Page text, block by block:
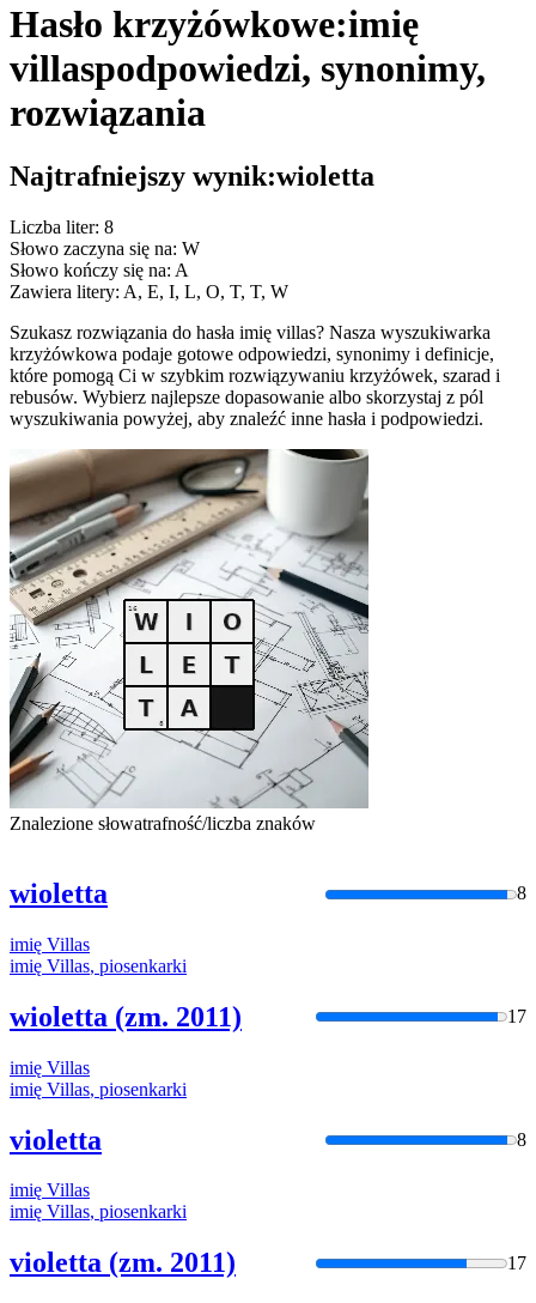
Hasło krzyżówkowe:imię
villaspodpowiedzi, synonimy,
rozwiązania
Najtrafniejszy wynik:wioletta
Liczba liter: 8
Słowo zaczyna się na: W
Słowo kończy się na: A
Zawiera litery: A, E, I, L, O, T, T, W
Szukasz rozwiązania do hasła imię villas? Nasza wyszukiwarka
krzyżówkowa podaje gotowe odpowiedzi, synonimy i definicje,
które pomogą Ci w szybkim rozwiązywaniu krzyżówek, szarad i
rebusów. Wybierz najlepsze dopasowanie albo skorzystaj z pól
wyszukiwania powyżej, aby znaleźć inne hasła i podpowiedzi.
Znalezione słowatrafność/liczba znaków
wioletta 8
imię Villas
imię Villas, piosenkarki
wioletta (zm. 2011) 17
imię Villas
imię Villas, piosenkarki
violetta 8
imię Villas
imię Villas, piosenkarki
violetta (zm. 2011) 17